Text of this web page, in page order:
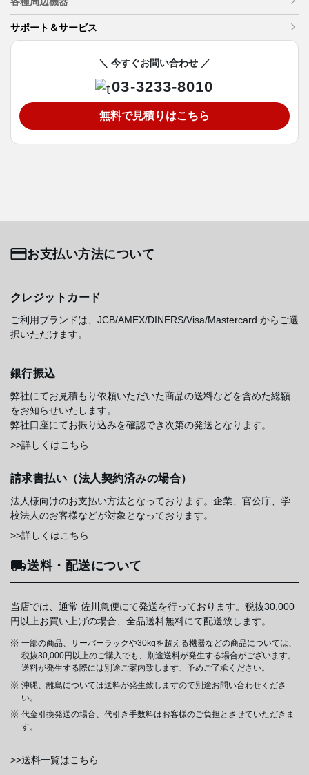
サポート＆サービス
＼ 今すぐお問い合わせ ／
03-3233-8010
無料で見積りはこちら
お支払い方法について
クレジットカード
ご利用ブランドは、JCB/AMEX/DINERS/Visa/Mastercard からご選
択いただけます。
銀行振込
弊社にてお見積もり依頼いただいた商品の送料などを含めた総額
をお知らせいたします。
弊社口座にてお振り込みを確認でき次第の発送となります。
>>詳しくはこちら
請求書払い（法人契約済みの場合）
法人様向けのお支払い方法となっております。企業、官公庁、学
校法人のお客様などが対象となっております。
>>詳しくはこちら
送料・配送について
当店では、通常 佐川急便にて発送を行っております。税抜30,000
円以上お買い上げの場合、全品送料無料にて配送致します。
一部の商品、サーバーラックや30kgを超える機器などの商品については、
税抜30,000円以上のご購入でも、別途送料が発生する場合がございます。
送料が発生する際には別途ご案内致します、予めご了承ください。
沖縄、離島については送料が発生致しますので別途お問い合わせくださ
い。
代金引換発送の場合、代引き手数料はお客様のご負担とさせていただきま
す。
>>送料一覧はこちら